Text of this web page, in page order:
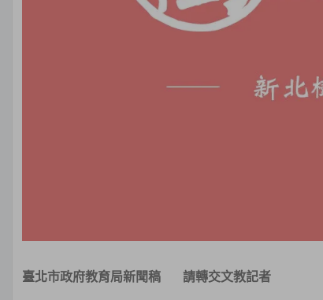
臺北市政府教育局新聞稿 請轉交文教記者